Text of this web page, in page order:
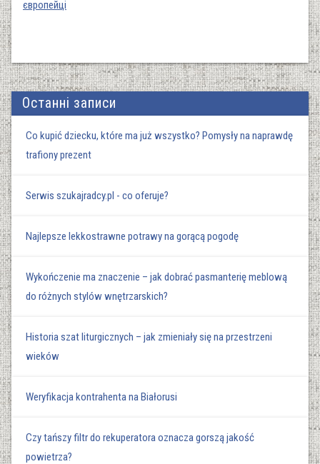
європейці
Останні записи
Co kupić dziecku, które ma już wszystko? Pomysły na naprawdę
trafiony prezent
Serwis szukajradcy.pl - co oferuje?
Najlepsze lekkostrawne potrawy na gorącą pogodę
Wykończenie ma znaczenie – jak dobrać pasmanterię meblową
do różnych stylów wnętrzarskich?
Historia szat liturgicznych – jak zmieniały się na przestrzeni
wieków
Weryfikacja kontrahenta na Białorusi
Czy tańszy filtr do rekuperatora oznacza gorszą jakość
powietrza?